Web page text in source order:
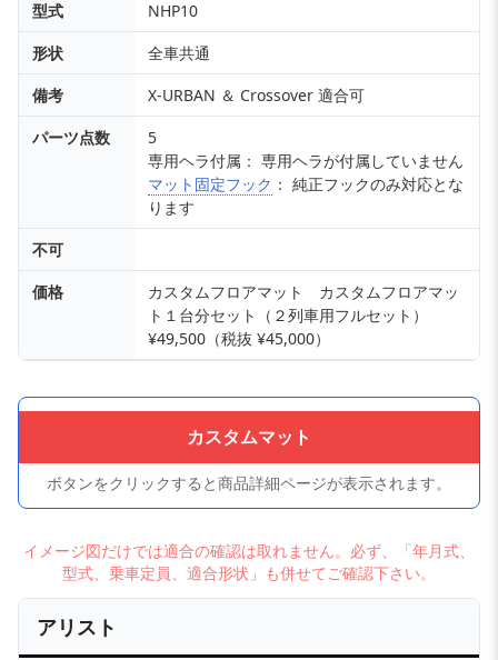
型式
NHP10
形状
全車共通
備考
X-URBAN ＆ Crossover 適合可
パーツ点数
5
専用ヘラ付属： 専用ヘラが付属していません
マット固定フック ： 純正フックのみ対応とな
ります
不可
価格
カスタムフロアマット カスタムフロアマッ
ト１台分セット（２列車用フルセット）
¥49,500（税抜 ¥45,000）
カスタムマット
ボタンをクリックすると商品詳細ページが表示されます。
イメージ図だけでは適合の確認は取れません。必ず、「年月式、
型式、乗車定員、適合形状」も併せてご確認下さい。
アリスト